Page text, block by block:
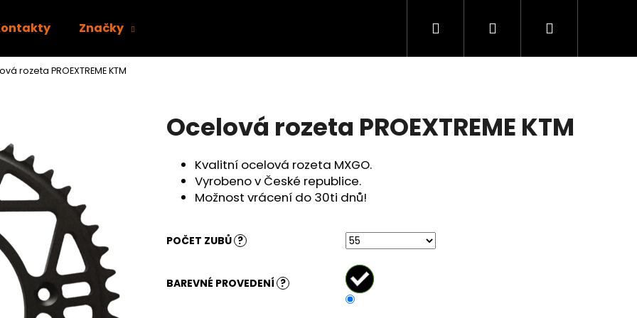
Značky Hledat PřihlášeníNákupní
rozeta PROEXTREME KTM
Ocelová rozeta PROEXTREME KTM
Kvalitní ocelová rozeta MXGO.
Vyrobeno v České republice.
Možnost vrácení do 30ti dnů!
POČET ZUBŮ ?
BAREVNÉ PROVEDENÍ ?
Co potřebujete najít?
HLEDAT
Doporučujeme